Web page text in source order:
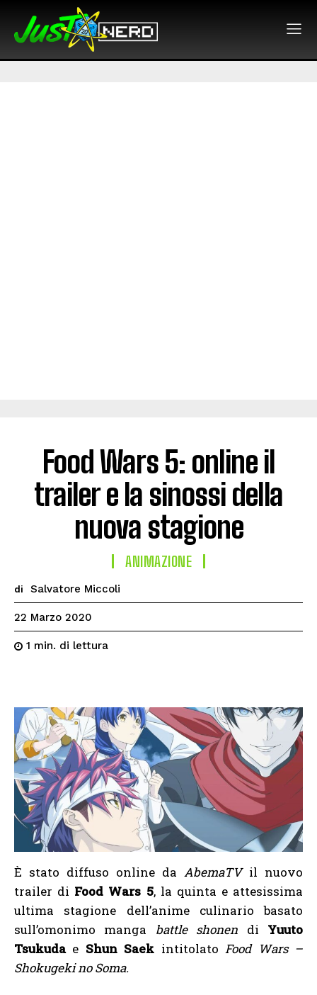
Food Wars 5: online il
trailer e la sinossi della
nuova stagione
ANIMAZIONE
di Salvatore Miccoli
22 Marzo 2020
1 min. di lettura
È stato diffuso online da AbemaTVil nuovo
trailer di Food Wars 5, la quinta e attesissima
ultima stagione dell’anime culinario basato
sull’omonimo manga battle shonen di Yuuto
Tsukudae Shun Saek intitolatoFood Wars –
Shokugeki no Soma.